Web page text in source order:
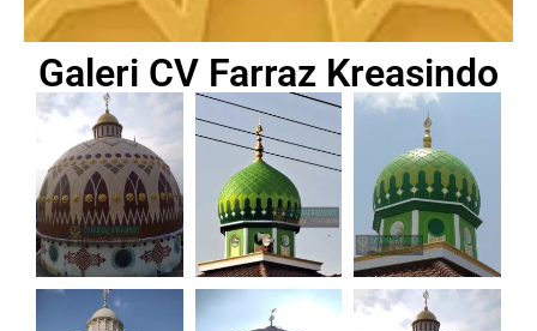
Galeri CV Farraz Kreasindo